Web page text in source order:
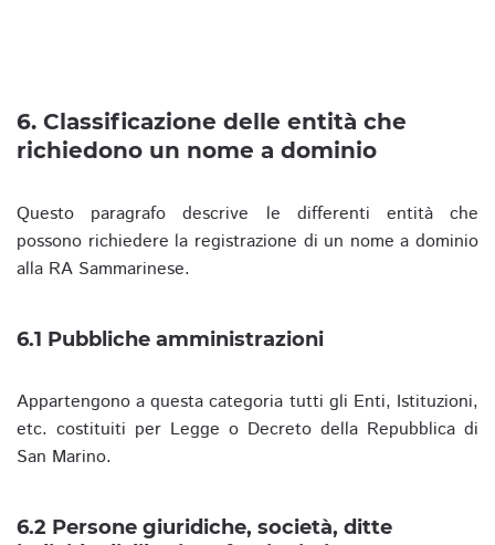
6. Classificazione delle entità che
richiedono un nome a dominio
Questo paragrafo descrive le differenti entità che
possono richiedere la registrazione di un nome a dominio
alla RA Sammarinese.
6.1 Pubbliche amministrazioni
Appartengono a questa categoria tutti gli Enti, Istituzioni,
etc. costituiti per Legge o Decreto della Repubblica di
San Marino.
6.2 Persone giuridiche, società, ditte